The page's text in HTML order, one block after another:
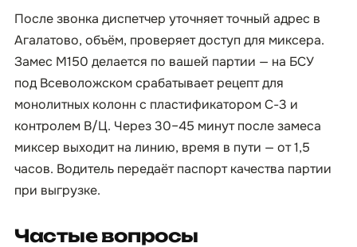
После звонка диспетчер уточняет точный адрес в
Агалатово, объём, проверяет доступ для миксера.
Замес М150 делается по вашей партии — на БСУ
под Всеволожском срабатывает рецепт для
монолитных колонн с пластификатором С-3 и
контролем В/Ц. Через 30–45 минут после замеса
миксер выходит на линию, время в пути — от 1,5
часов. Водитель передаёт паспорт качества партии
при выгрузке.
Частые вопросы